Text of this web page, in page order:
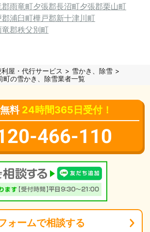
郡雨竜町夕張郡長沼町夕張郡栗山町
郡浦臼町樺戸郡新十津川町
竜郡秩父別町
利屋・代行サービス
雪かき、除雪
町の雪かき、除雪業者一覧
料 24時間365日受付！
466-110
ォームで相談する